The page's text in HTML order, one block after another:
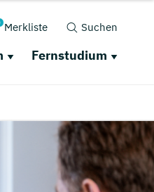
Merkliste Suchen
Fernstudium